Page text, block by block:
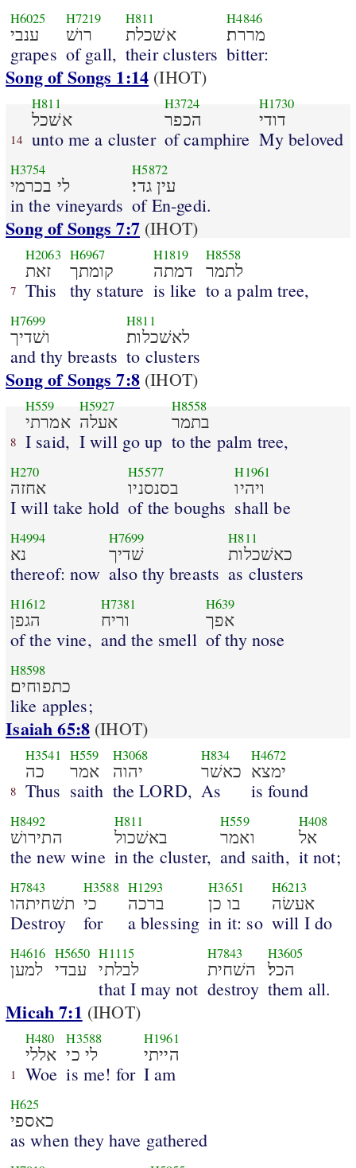
H6025
ענבי
grapes
H7219
רושׁ
of gall,
H811
אשׁכלת
their clusters
H4846
מררת׃
bitter:
Song of Songs 1:14 (IHOT)
14
H811
אשׁכל
unto me a cluster
H3724
הכפר
of camphire
H1730
דודי
My beloved
H3754
לי בכרמי
in the vineyards
H5872
עין גדי׃
of En-gedi.
Song of Songs 7:7(IHOT)
7
H2063
זאת
This
H6967
קומתך
thy stature
H1819
דמתה
is like
H8558
לתמר
to a palm tree,
H7699
ושׁדיך
and thy breasts
H811
לאשׁכלות׃
to clusters
Song of Songs 7:8(IHOT)
8
H559
אמרתי
I said,
H5927
אעלה
I will go up
H8558
בתמר
to the palm tree,
H270
אחזה
I will take hold
H5577
בסנסניו
of the boughs
H1961
ויהיו
shall be
H4994
נא
thereof: now
H7699
שׁדיך
also thy breasts
H811
כאשׁכלות
as clusters
H1612
הגפן
of the vine,
H7381
וריח
and the smell
H639
אפך
of thy nose
H8598
כתפוחים׃
like apples;
Isaiah 65:8 (IHOT)
8
H3541
כה
Thus
H559
אמר
saith
H3068
יהוה
the LORD,
H834
כאשׁר
As
H4672
ימצא
is found
H8492
התירושׁ
the new wine
H811
באשׁכול
in the cluster,
H559
ואמר
and saith,
H408
אל
it not;
H7843
תשׁחיתהו
Destroy
H3588
כי
for
H1293
ברכה
a blessing
H3651
בו כן
in it: so
H6213
אעשׂה
will I do
H4616
למען
H5650
עבדי
H1115
לבלתי
that I may not
H7843
השׁחית
destroy
H3605
הכל׃
them all.
Micah 7:1 (IHOT)
1
H480
אללי
Woe
H3588
לי כי
is me! for
H1961
הייתי
I am
H625
כאספי
as when they have gathered